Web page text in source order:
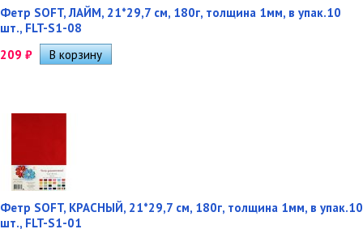
Фетр SOFT, ЛАЙМ, 21*29,7 см, 180г, толщина 1мм, в упак.10
шт., FLT-S1-08
209 ₽
Фетр SOFT, КРАСНЫЙ, 21*29,7 см, 180г, толщина 1мм, в упак.10
шт., FLT-S1-01